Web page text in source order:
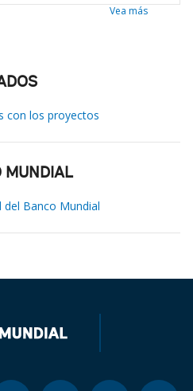
Vea más
con los proyectos
MUNDIAL
del Banco Mundial